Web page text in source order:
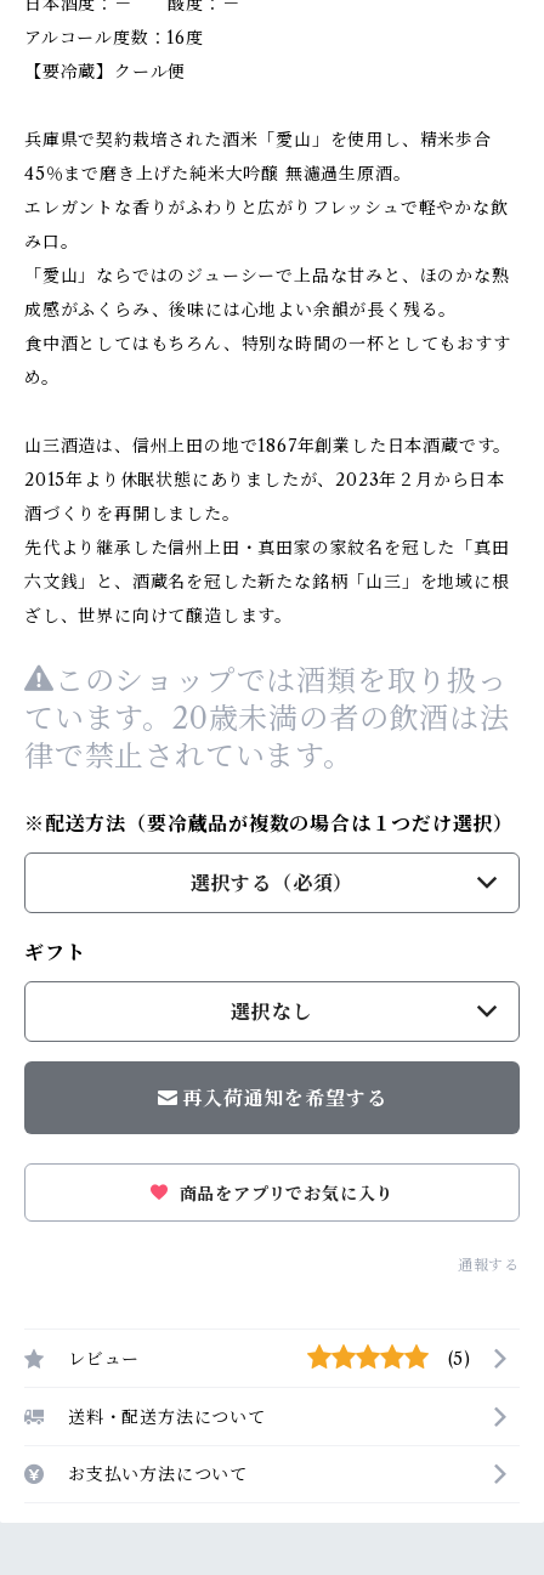
アルコール度数：16度
【要冷蔵】クール便
兵庫県で契約栽培された酒米「愛山」を使用し、精米歩合
45％まで磨き上げた純米大吟醸 無濾過生原酒。
エレガントな香りがふわりと広がりフレッシュで軽やかな飲
み口。
「愛山」ならではのジューシーで上品な甘みと、ほのかな熟
成感がふくらみ、後味には心地よい余韻が長く残る。
食中酒としてはもちろん、特別な時間の一杯としてもおすす
め。
山三酒造は、信州上田の地で1867年創業した日本酒蔵です。
2015年より休眠状態にありましたが、2023年２月から日本
酒づくりを再開しました。
先代より継承した信州上田・真田家の家紋名を冠した「真田
六文銭」と、酒蔵名を冠した新たな銘柄「山三」を地域に根
ざし、世界に向けて醸造します。
このショップでは酒類を取り扱っ
ています。20歳未満の者の飲酒は法
律で禁止されています。
※配送方法（要冷蔵品が複数の場合は１つだけ選択）
選択する（必須）
ギフト
選択なし
再入荷通知を希望する
商品をアプリでお気に入り
通報する
レビュー (5)
送料・配送方法について
お支払い方法について